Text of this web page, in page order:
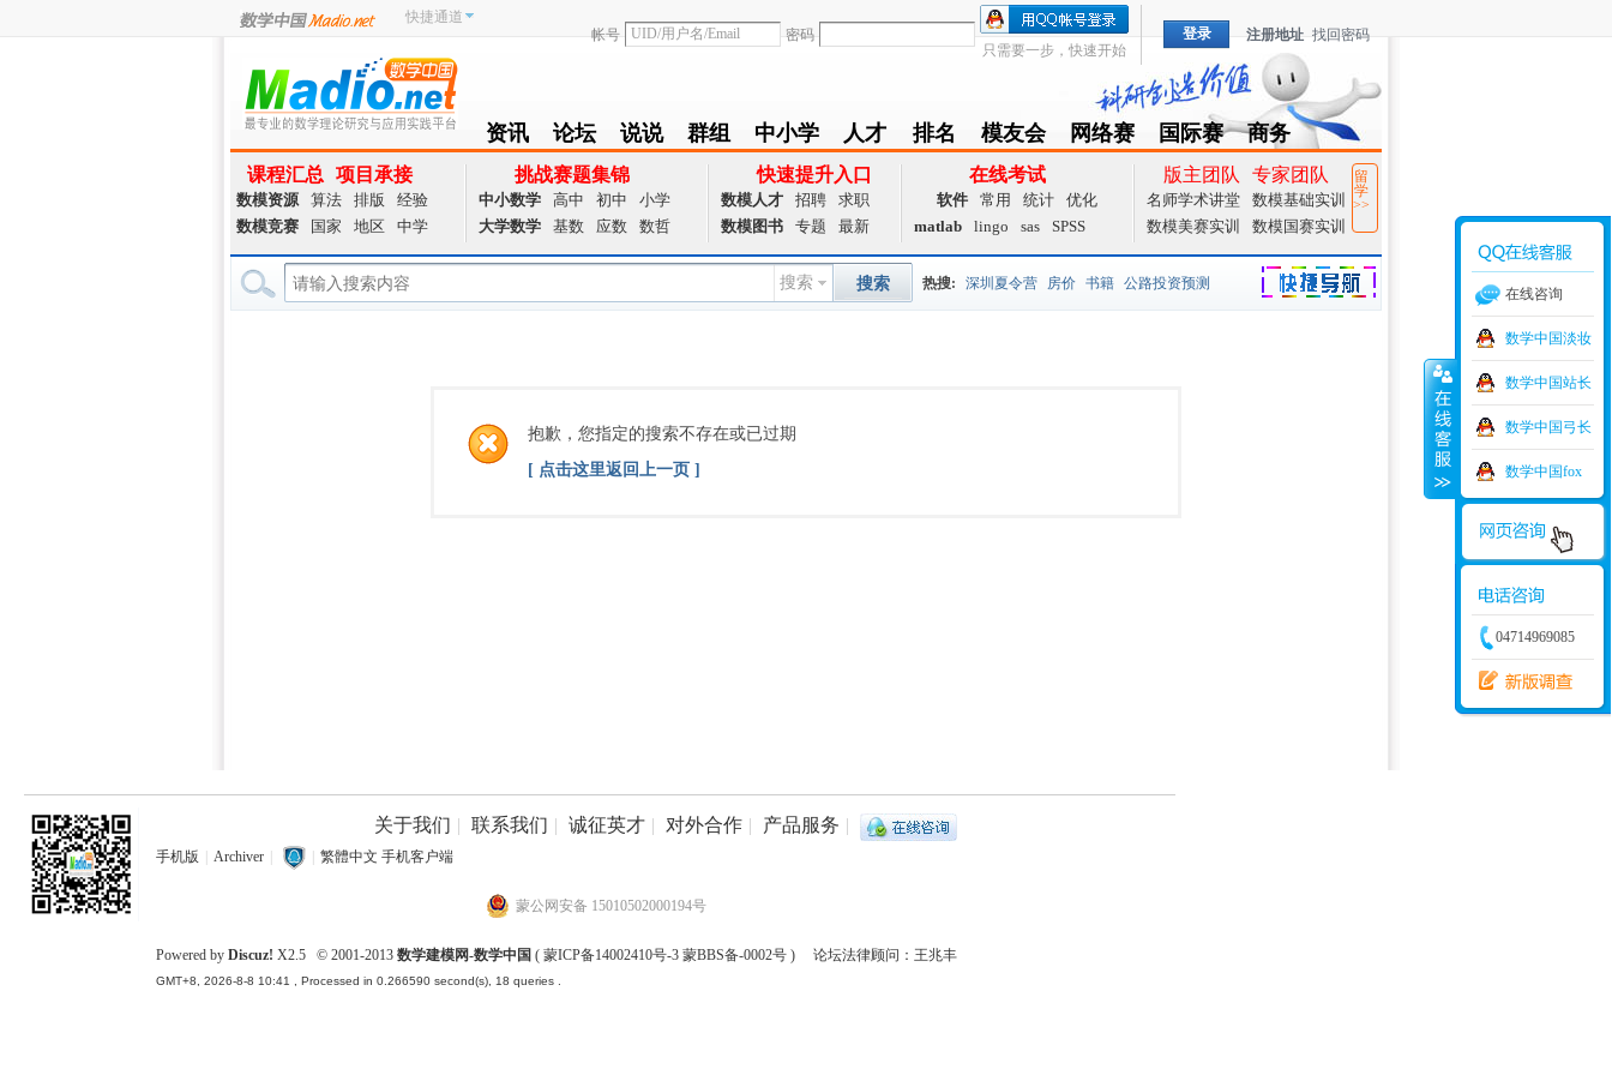
快捷通道
帐号
密码
只需要一步，快速开始
登录 注册地址 找回密码
资讯
NEWS
论坛
BBS
说说
Follow
群组
group
中小学
zxx
人才
achieve
排名
Ranklist
模友会
Club
网络赛
TZMCM
国际赛
CAMCM
商务
Special
课程汇总 项目承接
数模资源 算法 排版
经验
数模竞赛
国家 地区 中学
挑战赛题集锦
中小数学 高中 初中
小学
大学数学
基数 应数 数哲
快速提升入口
数模人才 招聘
求职
数模图书
专题 最新
在线考试
软件 常用 统计
优化
matlab
lingo sas SPSS
版主团队 专家团队
名师学术讲堂
数模基础实训
数模美赛实训
数模国赛实训
留
学
>>
捷导航
搜索 搜索 热搜: 深圳夏令营 房价 书籍 公路投资预测
抱歉，您指定的搜索不存在或已过期
[ 点击这里返回上一页 ]
在线咨询
数学中国淡妆
数学中国站长
数学中国弓长
数学中国fox
04714969085
关于我们 | 联系我们 | 诚征英才 | 对外合作 | 产品服务 |
手机版 Archiver 繁體中文 手机客户端
蒙公网安备 15010502000194号
Powered by Discuz! X2.5 © 2001-2013 数学建模网-数学中国 ( 蒙ICP备14002410号-3 蒙BBS备-0002号 ) 论坛法律顾问：王兆丰
GMT+8, 2026-8-8 10:41 , Processed in 0.266590 second(s), 18 queries .